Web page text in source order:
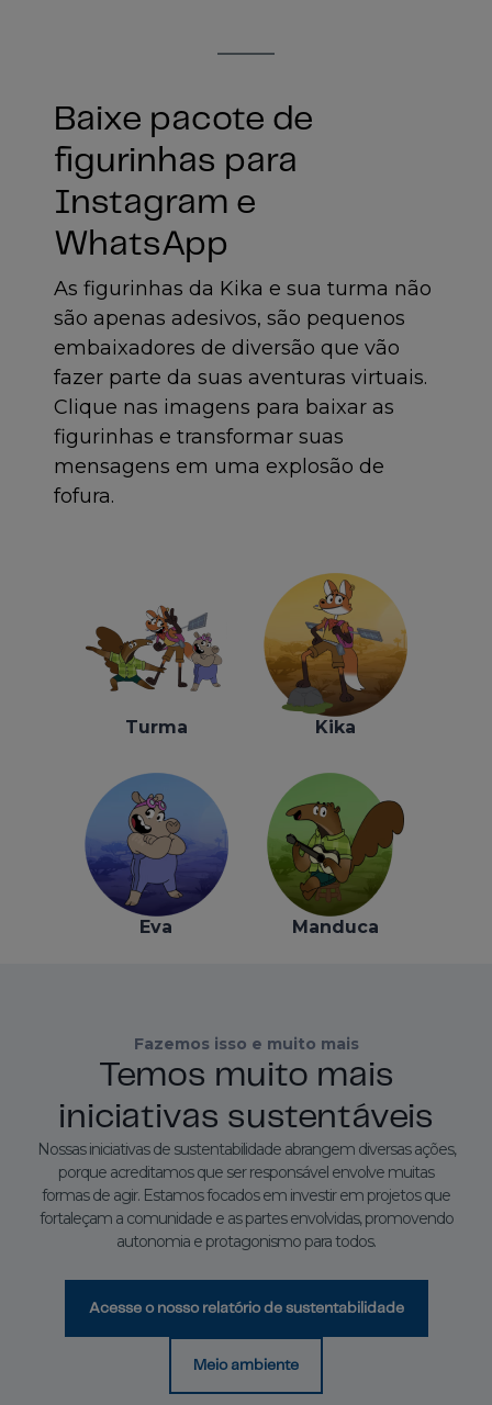
Baixe pacote de
figurinhas para
Instagram e
WhatsApp
As figurinhas da Kika e sua turma não
são apenas adesivos, são pequenos
embaixadores de diversão que vão
fazer parte da suas aventuras virtuais.
Clique nas imagens para baixar as
figurinhas e transformar suas
mensagens em uma explosão de
fofura.
Turma Kika
Eva Manduca
Fazemos isso e muito mais
Temos muito mais
iniciativas sustentáveis
Nossas iniciativas de sustentabilidade abrangem diversas ações,
porque acreditamos que ser responsável envolve muitas
formas de agir. Estamos focados em investir em projetos que
fortaleçam a comunidade e as partes envolvidas, promovendo
autonomia e protagonismo para todos.
Acesse o nosso relatório de sustentabilidade
Meio ambiente